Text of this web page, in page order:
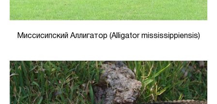
Миссисипский Аллигатор (Alligator mississippiensis)